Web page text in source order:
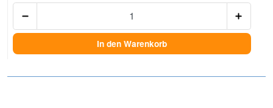
In den Warenkorb